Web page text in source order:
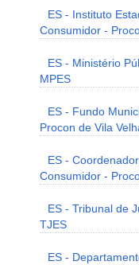
ES - Instituto
Consumidor -
ES - Ministério
MPES
ES - Fundo
Procon de Vila
ES -
Consumidor -
ES - Tribunal de
TJES
ES -